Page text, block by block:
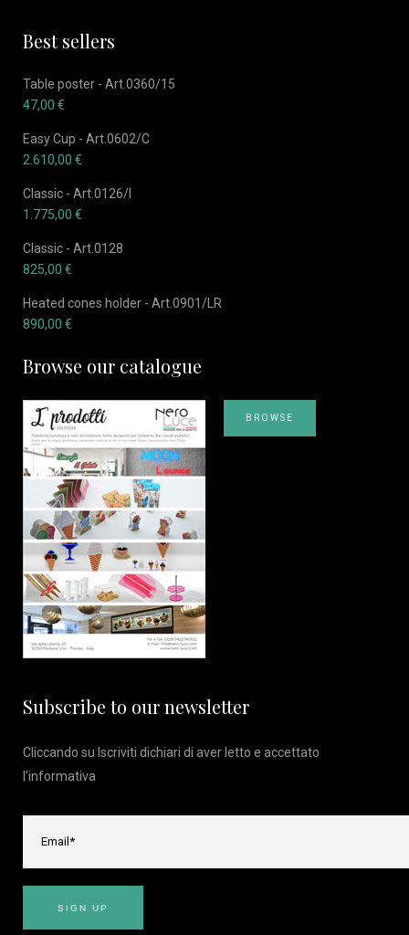
Best sellers
Table poster - Art.0360/15
47,00 €
Easy Cup - Art.0602/C
2.610,00 €
Classic - Art.0126/I
1.775,00 €
Classic - Art.0128
825,00 €
Heated cones holder - Art.0901/LR
890,00 €
Browse our catalogue
BROWSE
Subscribe to our newsletter
Cliccando su Iscriviti dichiari di aver letto e accettato
l’informativa